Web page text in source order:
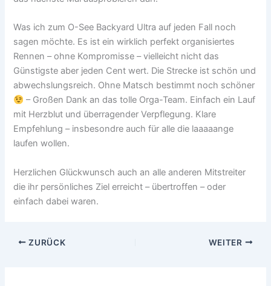
Was ich zum O-See Backyard Ultra auf jeden Fall noch
sagen möchte. Es ist ein wirklich perfekt organisiertes
Rennen – ohne Kompromisse – vielleicht nicht das
Günstigste aber jeden Cent wert. Die Strecke ist schön und
abwechslungsreich. Ohne Matsch bestimmt noch schöner
– Großen Dank an das tolle Orga-Team. Einfach ein Lauf
mit Herzblut und überragender Verpflegung. Klare
Empfehlung – insbesondre auch für alle die laaaaange
laufen wollen.
Herzlichen Glückwunsch auch an alle anderen Mitstreiter
die ihr persönliches Ziel erreicht – übertroffen – oder
einfach dabei waren.
ZURÜCK WEITER